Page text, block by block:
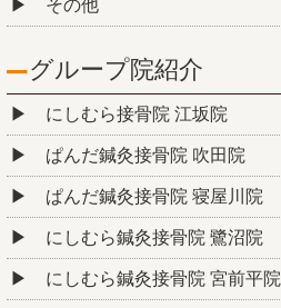
その他
グループ院紹介
にしむら接骨院 江坂院
ぱんだ鍼灸接骨院 吹田院
ぱんだ鍼灸接骨院 寝屋川院
にしむら鍼灸接骨院 鷺沼院
にしむら鍼灸接骨院 宮前平院